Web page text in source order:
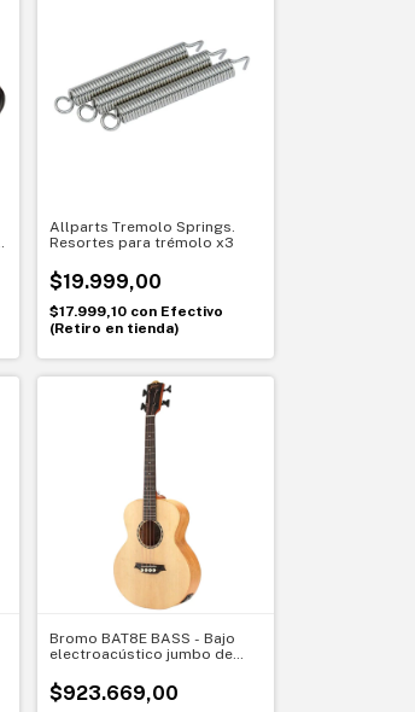
Allparts Tremolo Springs.
Resortes para trémolo x3
$19.999,00
$17.999,10 con Efectivo
(Retiro en tienda)
Bromo BAT8E BASS - Bajo
electroacústico jumbo de
$923.669,00